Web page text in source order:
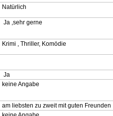
Natürlich
Ja ,sehr gerne
Krimi , Thriller, Komödie
Ja
keine Angabe
am liebsten zu zweit mit guten Freunden